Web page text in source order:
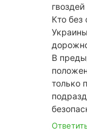
Кто без
В
только